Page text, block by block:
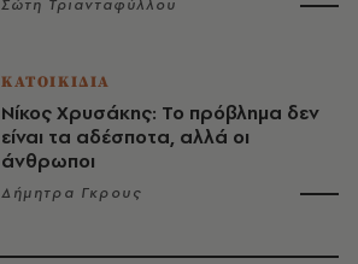
Σώτη Τριανταφύλλου
ΚΑΤΟΙΚΙΔΙΑ
Νίκος Χρυσάκης: Το πρόβλημα δεν
είναι τα αδέσποτα, αλλά οι
άνθρωποι
Δήμητρα Γκρους